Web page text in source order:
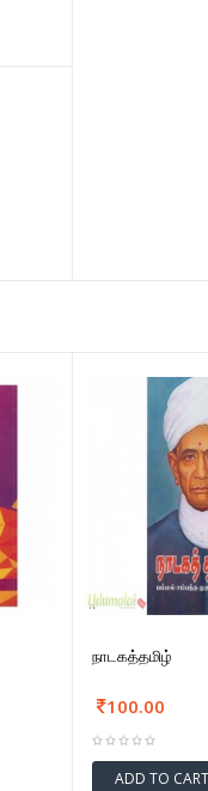
நாடகத்தமிழ்
100.00
ADD TO CART